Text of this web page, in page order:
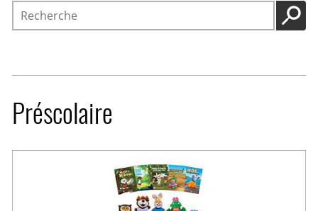
Recherche
Préscolaire